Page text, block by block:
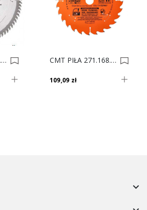
CMT PIŁA 281.080.10M HM D250 F30 Z80 0005697 CMT PIŁA 271.168.28H ITK D168 F20 Z28 0023126
109,09 zł
